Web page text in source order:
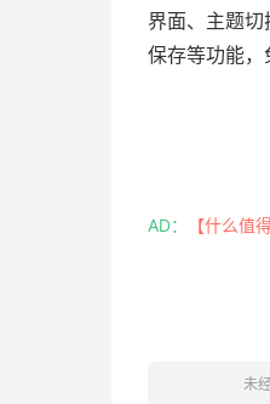
界面、主题
保存等功能，
AD： 【什么
未